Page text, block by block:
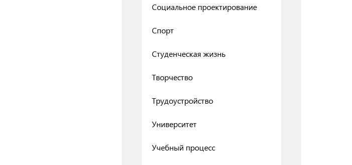
Социальное проектирование
Спорт
Студенческая жизнь
Творчество
Трудоустройство
Университет
Учебный процесс